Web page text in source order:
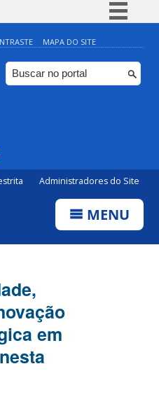
Simplifique!
Comunica BR
Participe
MAPA DO SITE
Administradores do Site
MENU
em